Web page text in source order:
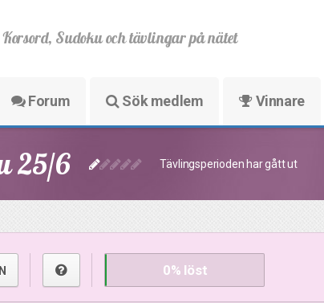
Korsord, Sudoku och tävlingar på nätet
Forum Sök medlem Vinnare
25/6 Tävlingsperioden har gått ut
0% löst